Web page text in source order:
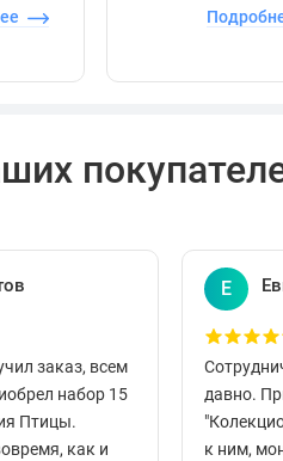
заказ, всем
набор 15
Птицы.
как и
Е
давно.
к ним,